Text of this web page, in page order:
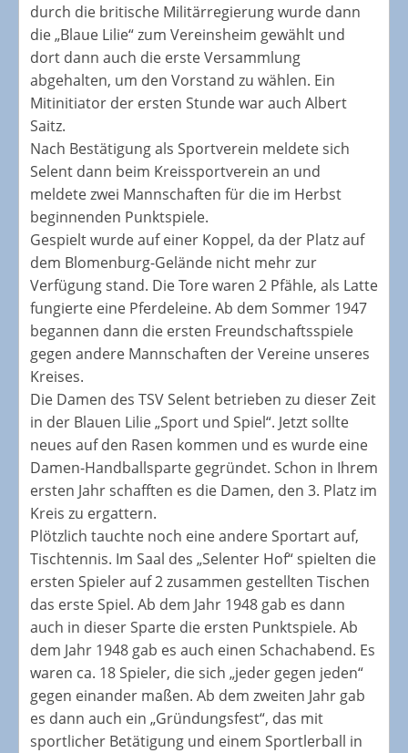
durch die britische Militärregierung wurde dann
die „Blaue Lilie“ zum Vereinsheim gewählt und
dort dann auch die erste Versammlung
abgehalten, um den Vorstand zu wählen. Ein
Mitinitiator der ersten Stunde war auch Albert
Saitz.
Nach Bestätigung als Sportverein meldete sich
Selent dann beim Kreissportverein an und
meldete zwei Mannschaften für die im Herbst
beginnenden Punktspiele.
Gespielt wurde auf einer Koppel, da der Platz auf
dem Blomenburg-Gelände nicht mehr zur
Verfügung stand. Die Tore waren 2 Pfähle, als Latte
fungierte eine Pferdeleine. Ab dem Sommer 1947
begannen dann die ersten Freundschaftsspiele
gegen andere Mannschaften der Vereine unseres
Kreises.
Die Damen des TSV Selent betrieben zu dieser Zeit
in der Blauen Lilie „Sport und Spiel“. Jetzt sollte
neues auf den Rasen kommen und es wurde eine
Damen-Handballsparte gegründet. Schon in Ihrem
ersten Jahr schafften es die Damen, den 3. Platz im
Kreis zu ergattern.
Plötzlich tauchte noch eine andere Sportart auf,
Tischtennis. Im Saal des „Selenter Hof“ spielten die
ersten Spieler auf 2 zusammen gestellten Tischen
das erste Spiel. Ab dem Jahr 1948 gab es dann
auch in dieser Sparte die ersten Punktspiele. Ab
dem Jahr 1948 gab es auch einen Schachabend. Es
waren ca. 18 Spieler, die sich „jeder gegen jeden“
gegen einander maßen. Ab dem zweiten Jahr gab
es dann auch ein „Gründungsfest“, das mit
sportlicher Betätigung und einem Sportlerball in